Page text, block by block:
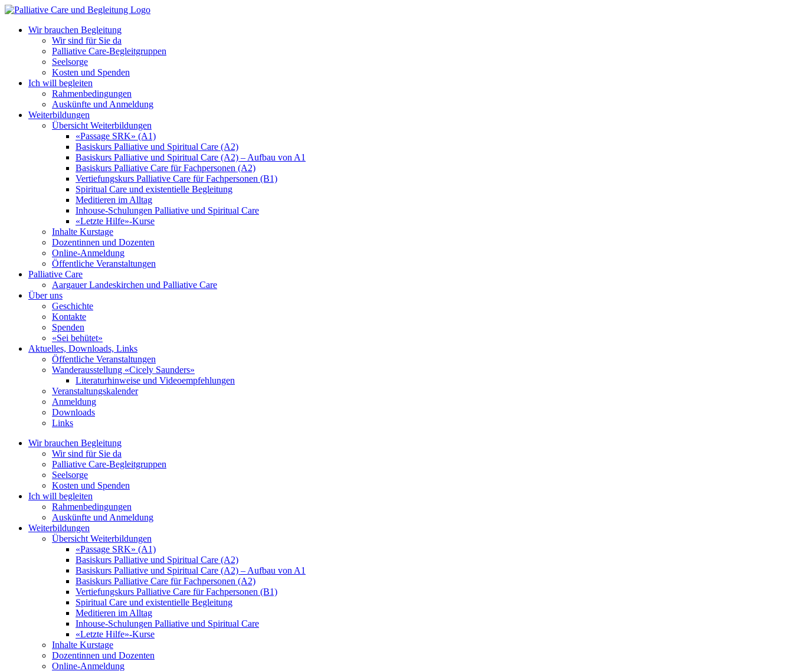
Zum
springenWir brauchen Begleitung
Wir sind für Sie da
Palliative Care-Begleitgruppen
Seelsorge
Kosten und Spenden
Ich will begleiten
Rahmenbedingungen
Auskünfte und Anmeldung
Weiterbildungen
Übersicht Weiterbildungen
«Passage SRK» (A1)
Basiskurs Palliative und Spiritual Care (A2)
Basiskurs Palliative und Spiritual Care (A2) – Aufbau von A1
Basiskurs Palliative Care für Fachpersonen (A2)
Vertiefungskurs Palliative Care für Fachpersonen (B1)
Spiritual Care und existentielle Begleitung
Meditieren im Alltag
Inhouse-Schulungen Palliative und Spiritual Care
«Letzte Hilfe»-Kurse
Inhalte Kurstage
Dozentinnen und Dozenten
Online-Anmeldung
Öffentliche Veranstaltungen
Palliative Care
Aargauer Landeskirchen und Palliative Care
Über uns
Geschichte
Kontakte
Spenden
«Sei behütet»
Aktuelles, Downloads, Links
Öffentliche Veranstaltungen
Wanderausstellung «Cicely Saunders»
Literaturhinweise und Videoempfehlungen
Veranstaltungskalender
Anmeldung
Downloads
Links
Wir brauchen Begleitung
Wir sind für Sie da
Palliative Care-Begleitgruppen
Seelsorge
Kosten und Spenden
Ich will begleiten
Rahmenbedingungen
Auskünfte und Anmeldung
Weiterbildungen
Übersicht Weiterbildungen
«Passage SRK» (A1)
Basiskurs Palliative und Spiritual Care (A2)
Basiskurs Palliative und Spiritual Care (A2) – Aufbau von A1
Basiskurs Palliative Care für Fachpersonen (A2)
Vertiefungskurs Palliative Care für Fachpersonen (B1)
Spiritual Care und existentielle Begleitung
Meditieren im Alltag
Inhouse-Schulungen Palliative und Spiritual Care
«Letzte Hilfe»-Kurse
Inhalte Kurstage
Dozentinnen und Dozenten
Online-Anmeldung